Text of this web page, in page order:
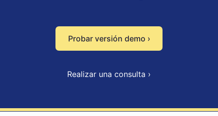
Probar versión demo ›
Realizar una consulta ›